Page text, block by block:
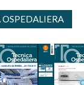
OSPEDALIERA